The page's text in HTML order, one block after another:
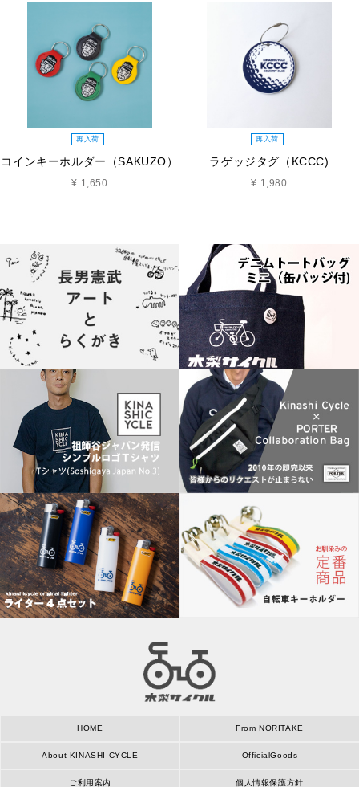
再入荷
コインキーホルダー（SAKUZO）
¥ 1,650
再入荷
ラゲッジタグ（KCCC)
¥ 1,980
HOME From NORITAKE
About KINASHI CYCLE OfficialGoods
ご利用案内 個人情報保護方針